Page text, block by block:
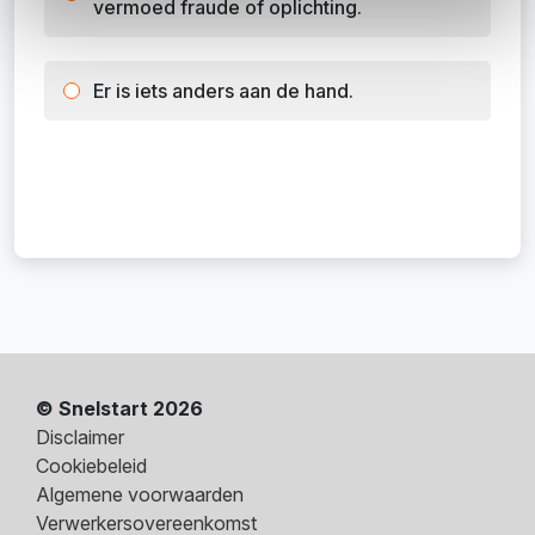
vermoed fraude of oplichting.
Er is iets anders aan de hand.
© Snelstart 2026
Disclaimer
Cookiebeleid
Algemene voorwaarden
Verwerkersovereenkomst